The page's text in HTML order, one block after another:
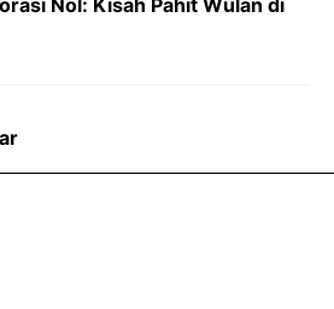
Nol: Kisah Pahit Wulan di